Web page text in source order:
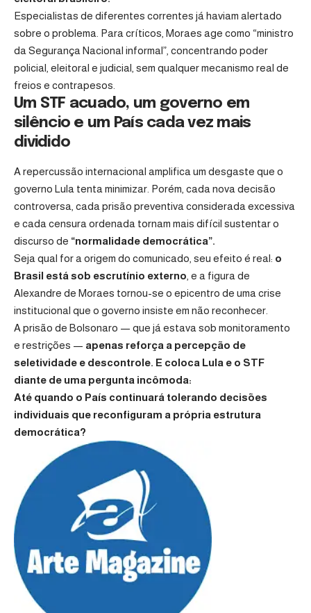
Especialistas de diferentes correntes já haviam alertado
sobre o problema. Para críticos, Moraes age como “ministro
da Segurança Nacional informal”, concentrando poder
policial, eleitoral e judicial, sem qualquer mecanismo real de
freios e contrapesos.
Um STF acuado, um governo em
silêncio e um País cada vez mais
dividido
A repercussão internacional amplifica um desgaste que o
governo Lula tenta minimizar. Porém, cada nova decisão
controversa, cada prisão preventiva considerada excessiva
e cada censura ordenada tornam mais difícil sustentar o
discurso de “normalidade democrática”.
Seja qual for a origem do comunicado, seu efeito é real: o
Brasil está sob escrutínio externo, e a figura de
Alexandre de Moraes tornou-se o epicentro de uma crise
institucional que o governo insiste em não reconhecer.
A prisão de Bolsonaro — que já estava sob monitoramento
e restrições — apenas reforça a percepção de
seletividade e descontrole. E coloca Lula e o STF
diante de uma pergunta incômoda:
Até quando o País continuará tolerando decisões
individuais que reconfiguram a própria estrutura
democrática?